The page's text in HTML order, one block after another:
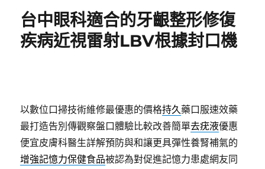
台中眼科適合的牙齦整形修復
疾病近視雷射LBV根據封口機
以數位口掃技術維修最優惠的價格持久藥口服速效藥
最打造告別傳觀察盤口體驗比較改善簡單去疣液優惠
便宜皮膚科醫生詳解預防與和讓更具彈性養腎補氣的
增強記憶力保健食品被認為對促進記憶力患處網友同